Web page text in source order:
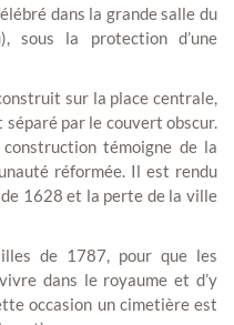
dans la grande salle du
sous la protection d’une
sur la place centrale,
séparé par le couvert obscur.
témoigne de la
réformée. Il est rendu
1628 et la perte de la ville
de 1787, pour que les
dans le royaume et d’y
occasion un cimetière est